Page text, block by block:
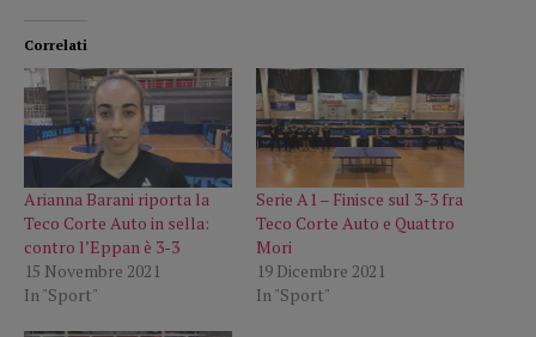
Correlati
Arianna Barani riporta la
Teco Corte Auto in sella:
contro l’Eppan è 3-3
15 Novembre 2021
In "Sport"
Serie A1 – Finisce sul 3-3 fra
Teco Corte Auto e Quattro
Mori
19 Dicembre 2021
In "Sport"